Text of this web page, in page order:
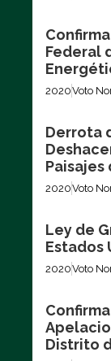
Federal
2020Voto
Derrota
Paisajes
2020Voto
Ley de
Estados
2020Voto
Distrito